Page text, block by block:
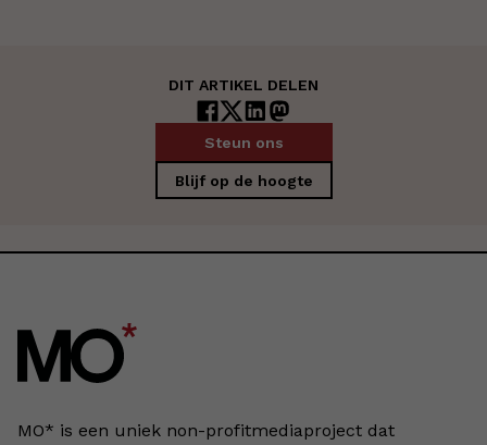
DIT ARTIKEL DELEN
Steun ons
Blijf op de hoogte
MO* is een uniek non-profitmediaproject dat